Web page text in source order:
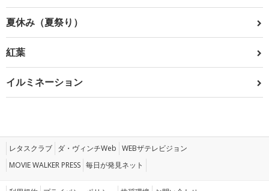
夏休み（夏祭り）
紅葉
イルミネーション
レタスクラブ ダ・ヴィンチWeb WEBザテレビジョン
MOVIE WALKER PRESS 毎日が発見ネット